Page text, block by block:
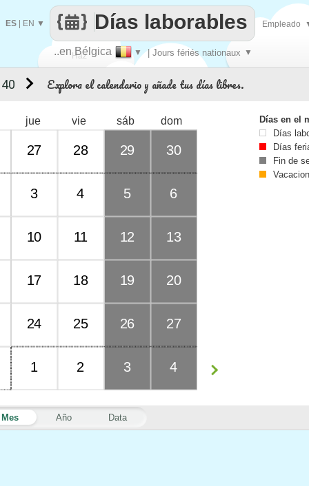
Haz
..en Bélgica ▼ | Jours fériés nationaux ▼
Días laborables
ES EN ▼ Empleado
Explora el calendario y añade tus días libres.
Mes Año Data
jue vie sáb dom
27 28 29 30
3 4 5 6
10 11 12 13
17 18 19 20
24 25 26 27
1 2 3 4
Días en el
Días
Días
Fin de